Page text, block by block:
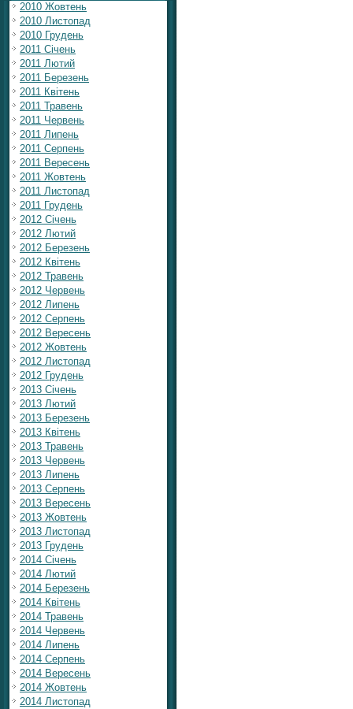
2010 Жовтень
2010 Листопад
2010 Грудень
2011 Січень
2011 Лютий
2011 Березень
2011 Квітень
2011 Травень
2011 Червень
2011 Липень
2011 Серпень
2011 Вересень
2011 Жовтень
2011 Листопад
2011 Грудень
2012 Січень
2012 Лютий
2012 Березень
2012 Квітень
2012 Травень
2012 Червень
2012 Липень
2012 Серпень
2012 Вересень
2012 Жовтень
2012 Листопад
2012 Грудень
2013 Січень
2013 Лютий
2013 Березень
2013 Квітень
2013 Травень
2013 Червень
2013 Липень
2013 Серпень
2013 Вересень
2013 Жовтень
2013 Листопад
2013 Грудень
2014 Січень
2014 Лютий
2014 Березень
2014 Квітень
2014 Травень
2014 Червень
2014 Липень
2014 Серпень
2014 Вересень
2014 Жовтень
2014 Листопад